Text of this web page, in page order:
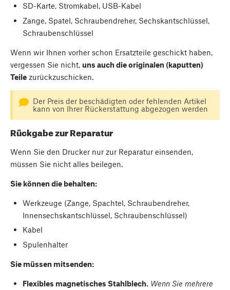
SD-Karte, Stromkabel, USB-Kabel
Zange, Spatel, Schraubendreher, Sechskantschlüssel,
Schraubenschlüssel
Wenn wir Ihnen vorher schon Ersatzteile geschickt haben,
vergessen Sie nicht, uns auch die originalen (kaputten)
Teile zurückzuschicken.
Der Preis der beschädigten oder fehlenden Artikel
kann von Ihrer Rückerstattung abgezogen werden
Rückgabe zur Reparatur
Wenn Sie den Drucker nur zur Reparatur einsenden,
müssen Sie nicht alles beilegen.
Sie können die behalten:
Werkzeuge (Zange, Spachtel, Schraubendreher,
Innensechskantschlüssel, Schraubenschlüssel)
Kabel
Spulenhalter
Sie müssen mitsenden:
Flexibles magnetisches Stahlblech. Wenn Sie mehrere